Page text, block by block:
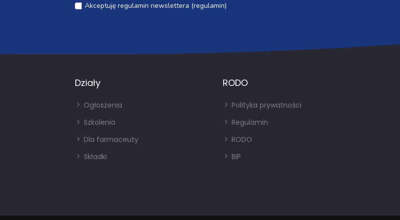
Akceptuję regulamin newslettera (regulamin)
Działy
Ogłoszenia
Szkolenia
Dla farmaceuty
Składki
RODO
Polityka prywatności
Regulamin
RODO
BIP